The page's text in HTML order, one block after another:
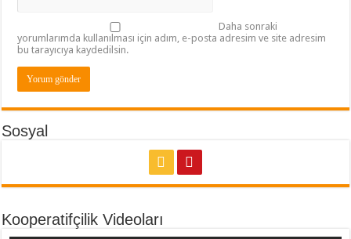
Daha sonraki
yorumlarımda kullanılması için adım, e-posta adresim ve site adresim
bu tarayıcıya kaydedilsin.
Sosyal
Kooperatifçilik Videoları